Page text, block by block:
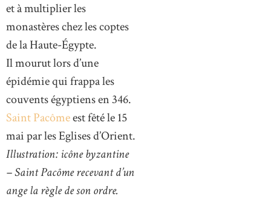
et à multiplier les
monastères chez les coptes
de la Haute-Égypte.
Il mourut lors d’une
épidémie qui frappa les
couvents égyptiens en 346.
Saint Pacômeest fêté le 15
mai par les Eglises d’Orient.
Illustration: icône byzantine
– Saint Pacôme recevant d’un
ange la règle de son ordre.